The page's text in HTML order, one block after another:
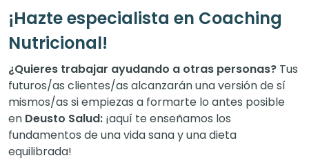
¡Hazte especialista en Coaching
Nutricional!
¿Quieres trabajar ayudando a otras personas? Tus
futuros/as clientes/as alcanzarán una versión de sí
mismos/as si empiezas a formarte lo antes posible
en Deusto Salud: ¡aquí te enseñamos los
fundamentos de una vida sana y una dieta
equilibrada!